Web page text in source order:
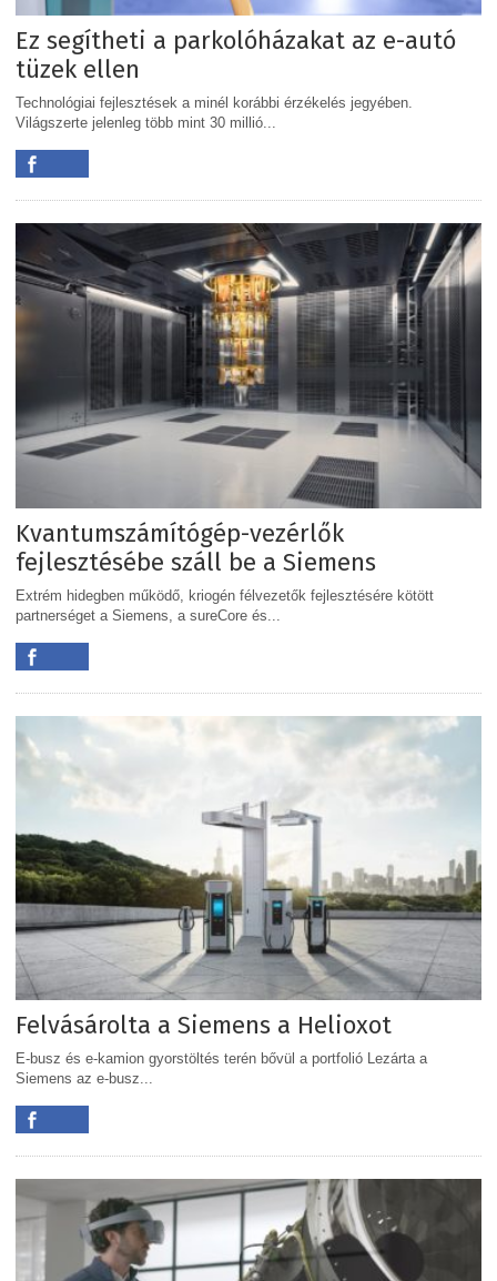
Ez segítheti a parkolóházakat az e-autó
tüzek ellen
Technológiai fejlesztések a minél korábbi érzékelés jegyében.
Világszerte jelenleg több mint 30 millió...
Kvantumszámítógép-vezérlők
fejlesztésébe száll be a Siemens
Extrém hidegben működő, kriogén félvezetők fejlesztésére kötött
partnerséget a Siemens, a sureCore és...
Felvásárolta a Siemens a Helioxot
E-busz és e-kamion gyorstöltés terén bővül a portfolió Lezárta a
Siemens az e-busz...